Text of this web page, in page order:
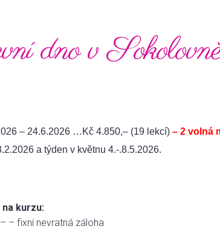
dno v
– 24.6.2026 …Kč 4.850,– (19 lekcí) – 2 volná
a týden v květnu 4.-.8.5.2026.
kurzu:
– fixní nevratná záloha